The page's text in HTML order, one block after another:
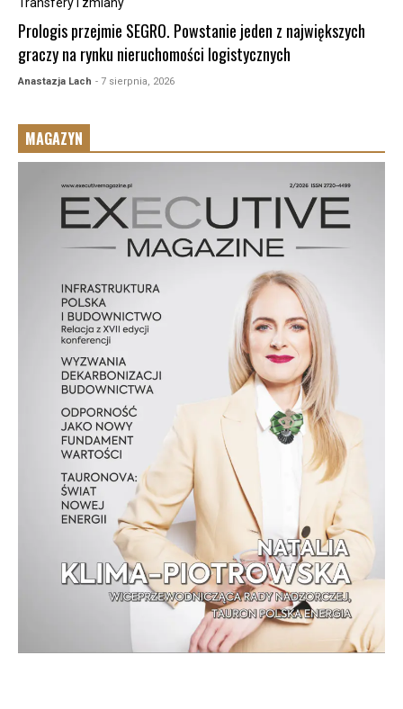
Transfery i zmiany
Prologis przejmie SEGRO. Powstanie jeden z największych
graczy na rynku nieruchomości logistycznych
Anastazja Lach - 7 sierpnia, 2026
MAGAZYN